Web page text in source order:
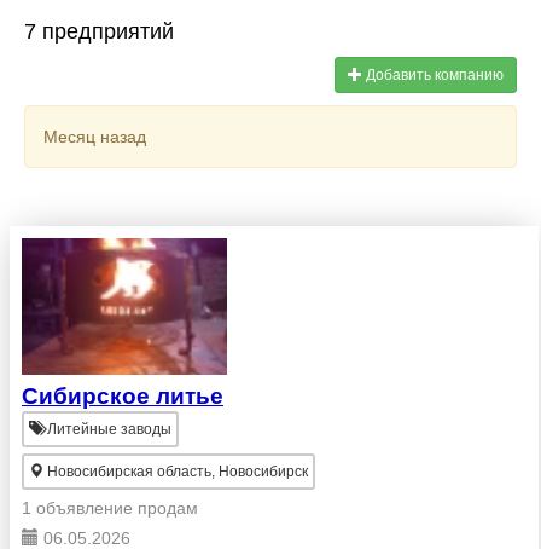
7 предприятий
Добавить компанию
Месяц назад
Сибирское литье
Литейные заводы
Новосибирская область, Новосибирск
1 объявление продам
06.05.2026